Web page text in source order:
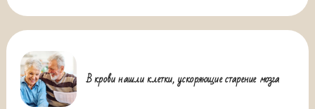
В крови нашли клетки, ускоряющие старение мозга